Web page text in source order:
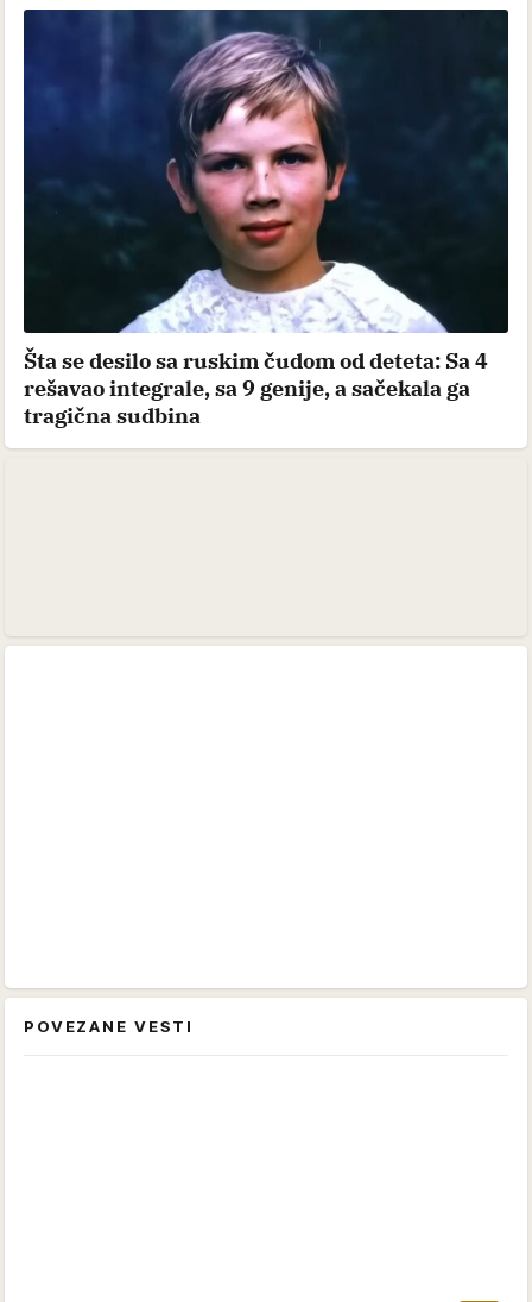
Šta se desilo sa ruskim čudom od deteta: Sa 4
rešavao integrale, sa 9 genije, a sačekala ga
tragična sudbina
POVEZANE VESTI